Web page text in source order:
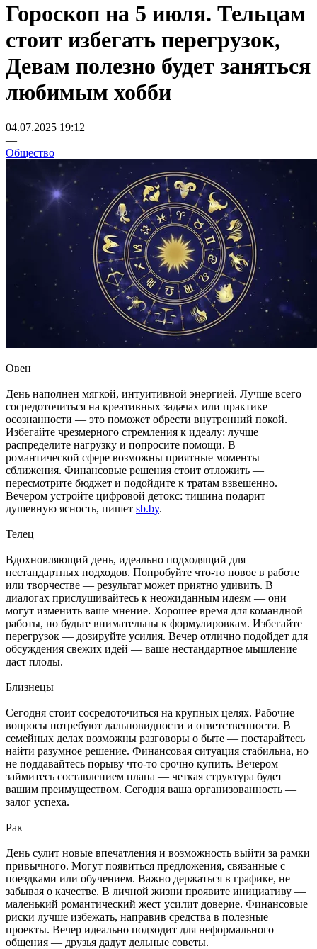
Гороскоп на 5 июля. Тельцам
стоит избегать перегрузок,
Девам полезно будет заняться
любимым хобби
04.07.2025 19:12
—
Общество
Овен
День наполнен мягкой, интуитивной энергией. Лучше всего
сосредоточиться на креативных задачах или практике
осознанности — это поможет обрести внутренний покой.
Избегайте чрезмерного стремления к идеалу: лучше
распределите нагрузку и попросите помощи. В
романтической сфере возможны приятные моменты
сближения. Финансовые решения стоит отложить —
пересмотрите бюджет и подойдите к тратам взвешенно.
Вечером устройте цифровой детокс: тишина подарит
душевную ясность, пишет sb.by.
Телец
Вдохновляющий день, идеально подходящий для
нестандартных подходов. Попробуйте что-то новое в работе
или творчестве — результат может приятно удивить. В
диалогах прислушивайтесь к неожиданным идеям — они
могут изменить ваше мнение. Хорошее время для командной
работы, но будьте внимательны к формулировкам. Избегайте
перегрузок — дозируйте усилия. Вечер отлично подойдет для
обсуждения свежих идей — ваше нестандартное мышление
даст плоды.
Близнецы
Сегодня стоит сосредоточиться на крупных целях. Рабочие
вопросы потребуют дальновидности и ответственности. В
семейных делах возможны разговоры о быте — постарайтесь
найти разумное решение. Финансовая ситуация стабильна, но
не поддавайтесь порыву что-то срочно купить. Вечером
займитесь составлением плана — четкая структура будет
вашим преимуществом. Сегодня ваша организованность —
залог успеха.
Рак
День сулит новые впечатления и возможность выйти за рамки
привычного. Могут появиться предложения, связанные с
поездками или обучением. Важно держаться в графике, не
забывая о качестве. В личной жизни проявите инициативу —
маленький романтический жест усилит доверие. Финансовые
риски лучше избежать, направив средства в полезные
проекты. Вечер идеально подходит для неформального
общения — друзья дадут дельные советы.